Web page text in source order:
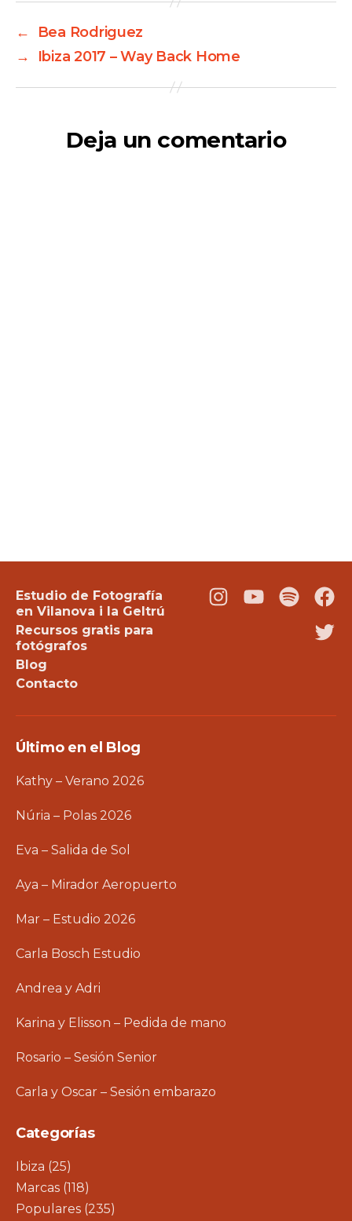
←
Bea Rodriguez
→
Ibiza 2017 – Way Back Home
Deja un comentario
Estudio de Fotografía
en Vilanova i la Geltrú
Recursos gratis para
fotógrafos
Blog
Contacto
Instagram
YoutubePodcast
Último en el Blog
Kathy – Verano 2026
Núria – Polas 2026
Eva – Salida de Sol
Aya – Mirador Aeropuerto
Mar – Estudio 2026
Carla Bosch Estudio
Andrea y Adri
Karina y Elisson – Pedida de mano
Rosario – Sesión Senior
Carla y Oscar – Sesión embarazo
Categorías
Ibiza (25)
Marcas (118)
Populares (235)